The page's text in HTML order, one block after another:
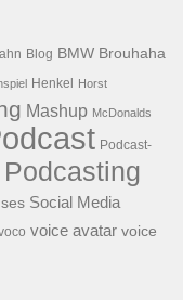
Blog BMW Brouhaha
Henkel Horst
Mashup McDonalds
Podcast-
Podcasting
Social Media
voice avatar voice